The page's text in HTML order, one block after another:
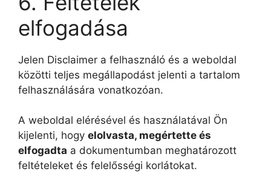
elfogadása
Jelen Disclaimer a felhasználó és a weboldal
közötti teljes megállapodást jelenti a tartalom
felhasználására vonatkozóan.
A weboldal elérésével és használatával Ön
kijelenti, hogy elolvasta, megértette és
elfogadta a dokumentumban meghatározott
feltételeket és felelősségi korlátokat.